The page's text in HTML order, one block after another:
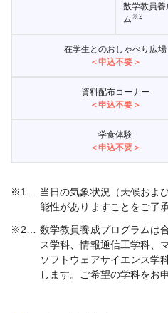
数学教員養
ム※2
在学生とのおしゃべり広場
＜申込不要＞
資料配布コーナー
＜申込不要＞
学食体験
＜申込不要＞
※1… 当日の気象状況（天候およ
能性がありますことをご了
※2… 数学教員養成プログラムは
ス学科、情報通信工学科、
ソフトウェアサイエンス学
します。ご希望の学科をお